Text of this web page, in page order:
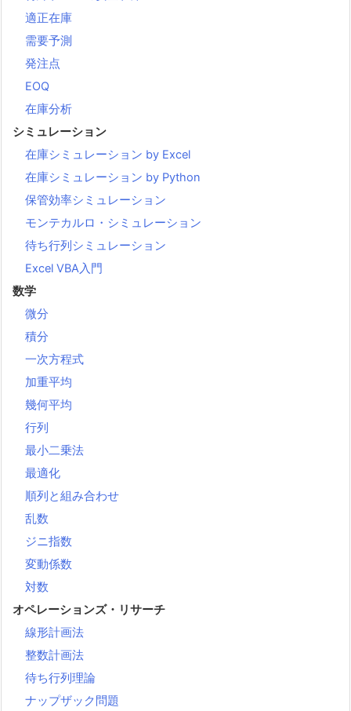
適正在庫
需要予測
発注点
EOQ
在庫分析
シミュレーション
在庫シミュレーション by Excel
在庫シミュレーション by Python
保管効率シミュレーション
モンテカルロ・シミュレーション
待ち行列シミュレーション
Excel VBA入門
数学
微分
積分
一次方程式
加重平均
幾何平均
行列
最小二乗法
最適化
順列と組み合わせ
乱数
ジニ指数
変動係数
対数
オペレーションズ・リサーチ
線形計画法
整数計画法
待ち行列理論
ナップザック問題